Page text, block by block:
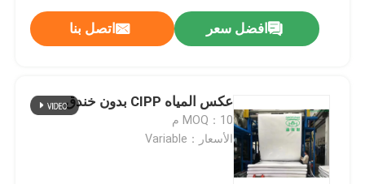
افضل سعر اتصل بنا
عكس المياه CIPP بدون خندق
MOQ：10 م
الأسعار：Variable